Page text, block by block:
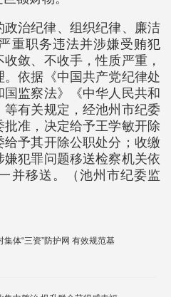
治纪律、组织纪律、廉洁
重职务违法并涉嫌受贿犯
敛、不收手，性质严重，
依据《中国共产党纪律处
监察法》《中华人民共和
等有关规定，经池州市纪委
准，决定给予王学敏开除
予其开除公职处分；收缴
犯罪问题移送检察机关依
并移送。（池州市纪委监
集体“三资”防护网 有效规范基